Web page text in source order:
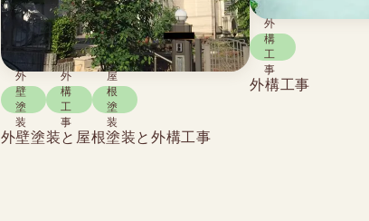
外
壁
塗
装
外
構
工
事
屋
根
塗
装
外壁塗装と屋根塗装と外構工事
外
構
工
事
外構工事